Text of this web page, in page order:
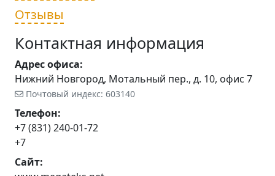
Отзывы
Контактная информация
Адрес офиса:
Нижний Новгород, Мотальный пер., д. 10, офис 7
Почтовый индекс: 603140
Телефон:
+7 (831) 240-01-72
+7
Сайт: